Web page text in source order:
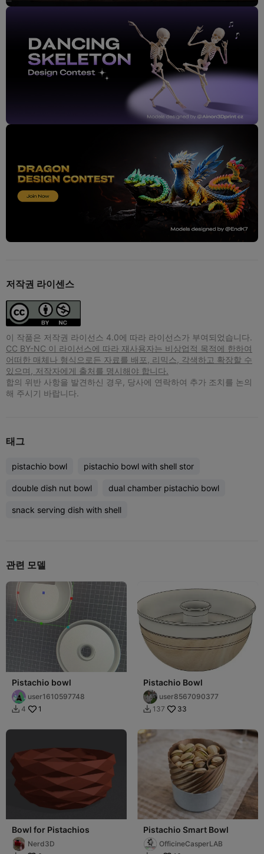
저작권 라이센스
이 작품은 저작권 라이선스 4.0에 따라 라이선스가 부여되었습니다.
CC BY-NC 이 라이선스에 따라 재사용자는 비상업적 목적에 한하여
어떠한 매체나 형식으로든 자료를 배포, 리믹스, 각색하고 확장할 수
있으며, 저작자에게 출처를 명시해야 합니다.
합의 위반 사항을 발견하신 경우, 당사에 연락하여 추가 조치를 논의
해 주시기 바랍니다.
태그
pistachio bowl pistachio bowl with shell stor
double dish nut bowl dual chamber pistachio bowl
snack serving dish with shell
관련 모델
Pistachio bowl
user1610597748
 4 1
Pistachio Bowl
user8567090377
 137 33
Bowl for Pistachios
Nerd3D
Pistachio Smart Bowl
OfficineCasperLAB